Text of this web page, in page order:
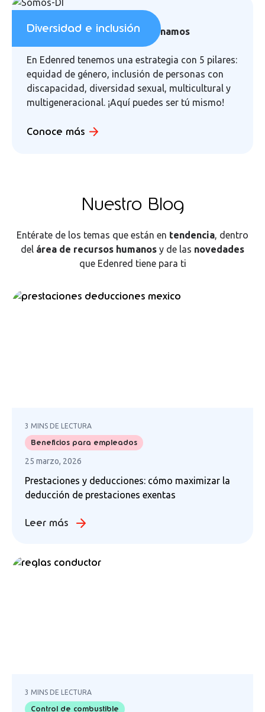
Diversidad e inclusión
Somos Inclusivos, no discriminamos
En Edenred tenemos una estrategia con 5 pilares:
equidad de género, inclusión de personas con
discapacidad, diversidad sexual, multicultural y
multigeneracional. ¡Aquí puedes ser tú mismo!
Conoce más
Nuestro Blog
Entérate de los temas que están en tendencia, dentro
del área de recursos humanos y de las novedades
que Edenred tiene para ti
3 MINS DE LECTURA
Beneficios para empleados
25 marzo, 2026
Prestaciones y deducciones: cómo maximizar la
deducción de prestaciones exentas
Leer más
3 MINS DE LECTURA
Control de combustible